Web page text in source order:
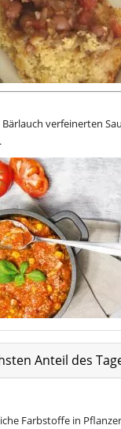
verfeinerten
Anteil des
Farbstoffe in